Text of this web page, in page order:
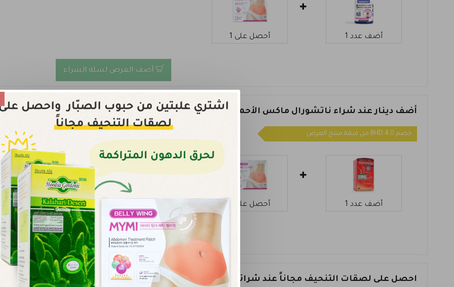
أضف عدد 1 أحصل على 1
أضف العرض لسلة الشراء
أضف دينار عند شراء ناتشورال ماكس الأحمر لتحصل على لصاقات البطن للتنحيف هدية
خصم 4.0 BHD من قيمة منتج العرض
أضف عدد 1 أحصل على 1
العرض
أضف العرض لسلة الشراء
احصل على لصقات التنحيف مجاناً عند شرائك علبتين من حبوب الصبّار